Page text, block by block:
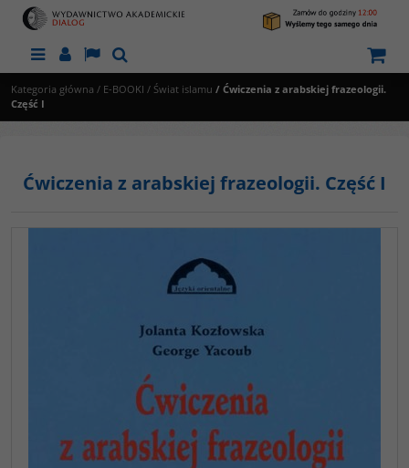
MenuPanelLangSzukaj
Kategoria główna / E-BOOKI / Świat islamu / Ćwiczenia z arabskiej frazeologii.
Część I
Ćwiczenia z arabskiej frazeologii. Część I